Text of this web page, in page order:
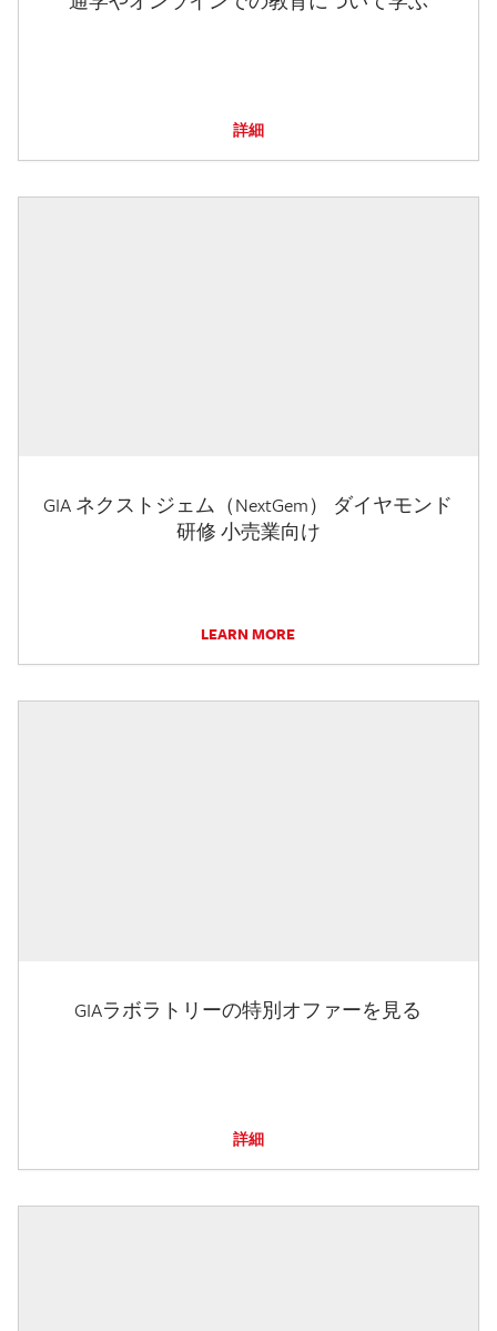
詳細
GIA ネクストジェム（NextGem） ダイヤモンド
研修 小売業向け
LEARN MORE
GIAラボラトリーの特別オファーを見る
詳細